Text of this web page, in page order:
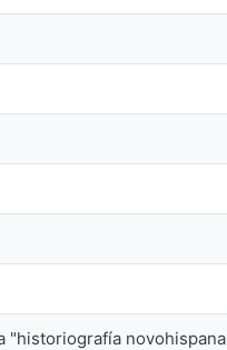
"historiografía novohispana